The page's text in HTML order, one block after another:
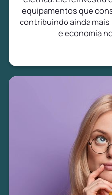
equipamentos que
contribuindo ainda
e economia